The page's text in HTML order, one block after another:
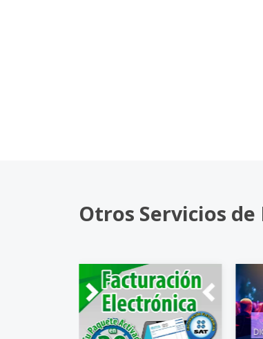
Otros Servicios